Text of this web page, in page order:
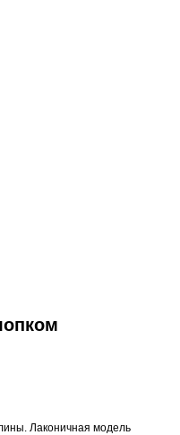
Лаконичная модель